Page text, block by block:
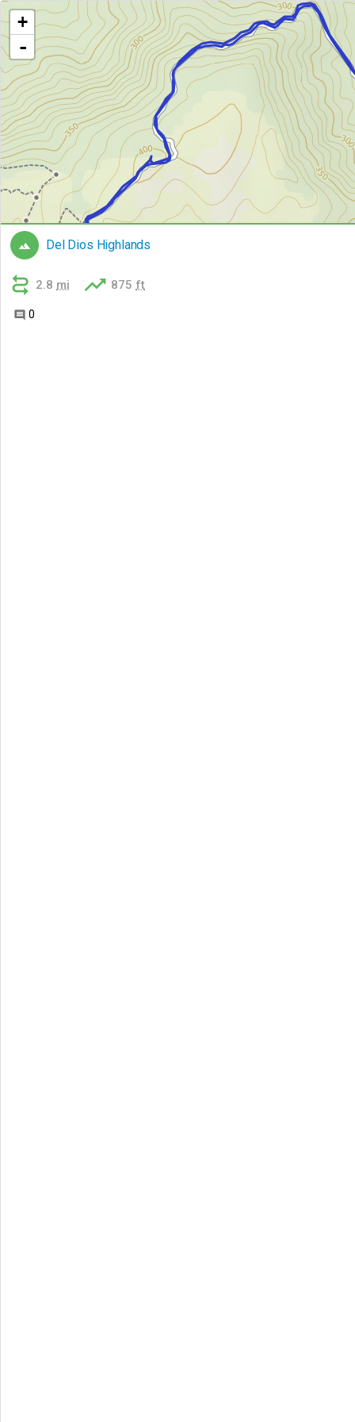
+
-
 Del Dios Highlands
 2.8 mi  875 ft
 0